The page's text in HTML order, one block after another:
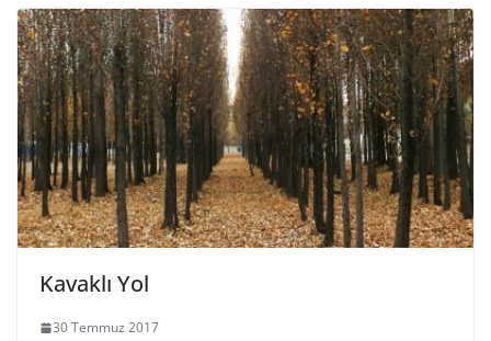
Kavaklı Yol
30 Temmuz 2017